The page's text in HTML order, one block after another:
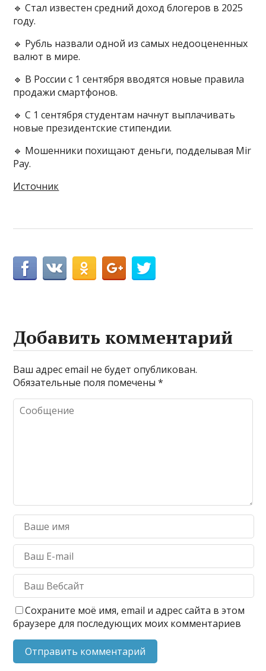
🔹 Стал известен средний доход блогеров в 2025
году.
🔹 Рубль назвали одной из самых недооцененных
валют в мире.
🔹 В России с 1 сентября вводятся новые правила
продажи смартфонов.
🔹 С 1 сентября студентам начнут выплачивать
новые президентские стипендии.
🔹 Мошенники похищают деньги, подделывая Mir
Pay.
Источник
Добавить комментарий
Ваш адрес email не будет опубликован.
Обязательные поля помечены*
Сохраните моё имя, email и адрес сайта в этом
браузере для последующих моих комментариев